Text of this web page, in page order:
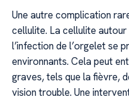
Une autre complication
cellulite. La cellulite
l’infection de l’orgelet se
environnants. Cela peut
graves, tels que la fièvre,
vision trouble. Une